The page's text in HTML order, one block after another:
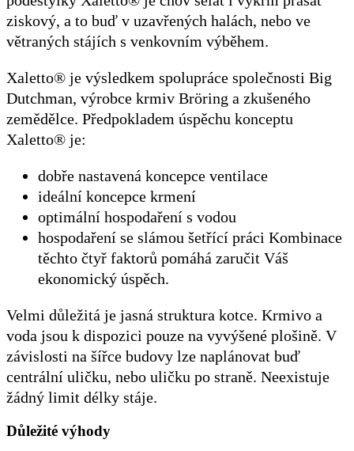
ziskový, a to buď v uzavřených halách, nebo ve
větraných stájích s venkovním výběhem.
Xaletto® je výsledkem spolupráce společnosti Big
Dutchman, výrobce krmiv Bröring a zkušeného
zemědělce. Předpokladem úspěchu konceptu
Xaletto® je:
dobře nastavená koncepce ventilace
ideální koncepce krmení
optimální hospodaření s vodou
hospodaření se slámou šetřící práci Kombinace
těchto čtyř faktorů pomáhá zaručit Váš
ekonomický úspěch.
Velmi důležitá je jasná struktura kotce. Krmivo a
voda jsou k dispozici pouze na vyvýšené plošině. V
závislosti na šířce budovy lze naplánovat buď
centrální uličku, nebo uličku po straně. Neexistuje
žádný limit délky stáje.
Důležité výhody